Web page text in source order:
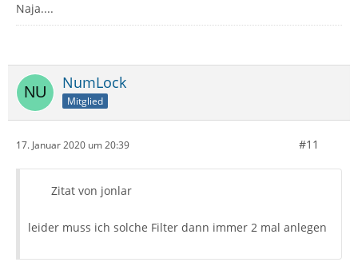
Naja....
NumLock
Mitglied
17. Januar 2020 um 20:39 #11
Zitat von jonlar
leider muss ich solche Filter dann immer 2 mal anlegen